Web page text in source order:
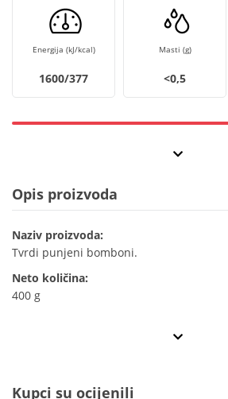
Energija (kJ/kcal)
1600/377
Masti (g)
<0,5
Opis proizvoda
Naziv proizvoda:
Tvrdi punjeni bomboni.
Neto količina:
400 g
Kupci su ocijenili